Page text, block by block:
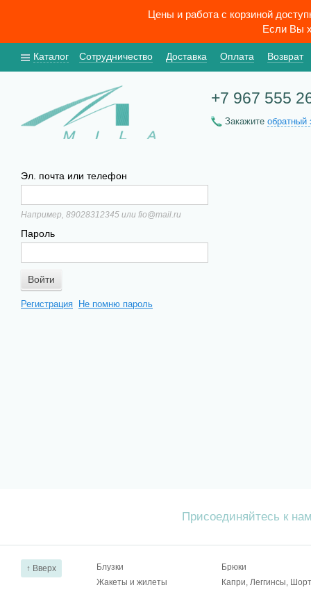
Цены и работа с корзиной
Если Вы
Каталог Сотрудничество Доставка Оплата Возврат
+7 967 555
Закажите обратный
Эл. почта или телефон
Например, 89028312345 или fio@mail.ru
Пароль
Регистрация Не помню пароль
Присоединяйтесь к
↑ Вверх Блузки
Брюки
Жакеты и жилеты
Капри, Леггинсы,